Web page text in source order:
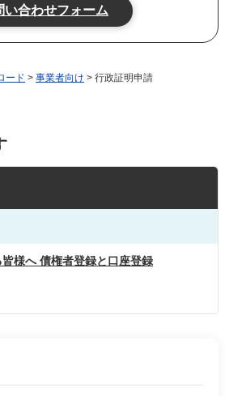
ード > 事業者向け > 行政証明申請
様へ 債権者登録と口座登録